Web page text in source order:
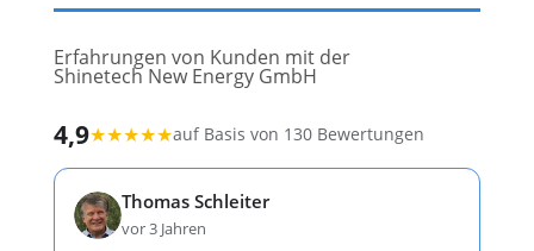
Erfahrungen von Kunden mit der
Shinetech New Energy GmbH
4,9★★★★★auf Basis von 130 Bewertungen
Thomas Schleiter
vor 3 Jahren